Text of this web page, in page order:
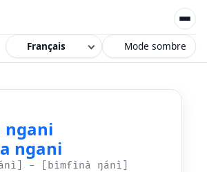
Mode sombre
ngani
ngani
- [bìmfìnà ŋánì]